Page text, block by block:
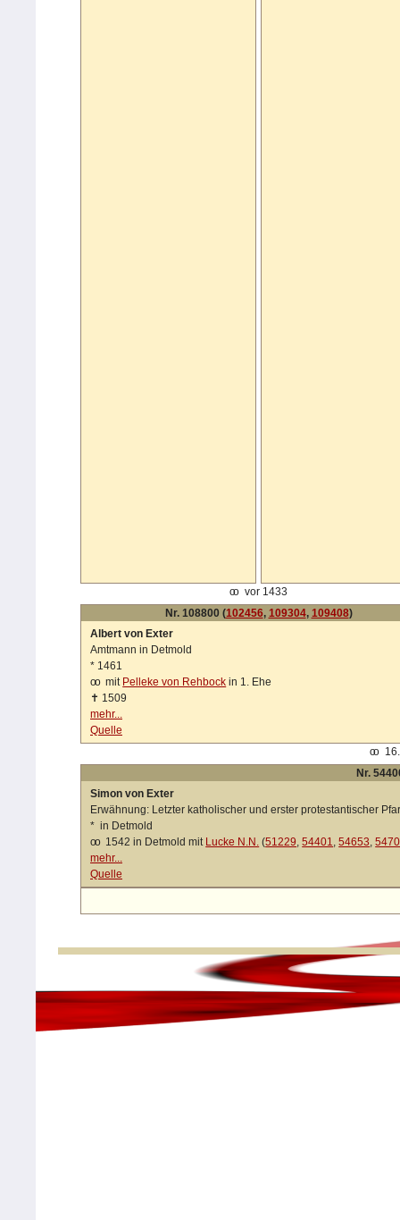
oo vor 1433
Nr. 108800 (102456, 109304, 109408)
Albert von Exter
Amtmann in Detmold
* 1461
oo mit Pelleke von Rehbock in 1. Ehe
✝ 1509
mehr...
Quelle
oo
Nr.
Simon von Exter
Erwähnung: Letzter katholischer und erster protestantischer
* in Detmold
oo
1542 in Detmold mit Lucke N.N. (51229,54401,54653,
mehr...
Quelle